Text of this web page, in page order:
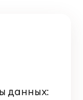
данных: